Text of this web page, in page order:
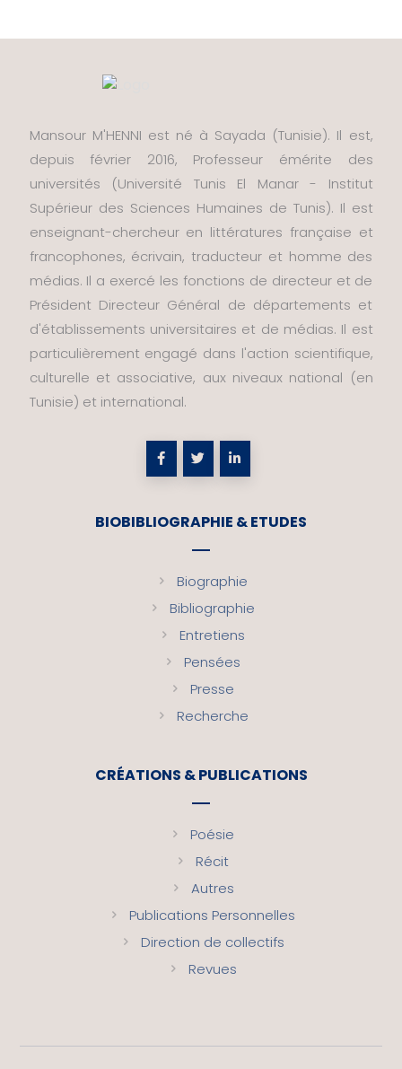
Mansour M'HENNI est né à Sayada (Tunisie). Il est,
depuis février 2016, Professeur émérite des
universités (Université Tunis El Manar - Institut
Supérieur des Sciences Humaines de Tunis). Il est
enseignant-chercheur en littératures française et
francophones, écrivain, traducteur et homme des
médias. Il a exercé les fonctions de directeur et de
Président Directeur Général de départements et
d'établissements universitaires et de médias. Il est
particulièrement engagé dans l'action scientifique,
culturelle et associative, aux niveaux national (en
Tunisie) et international.
BIOBIBLIOGRAPHIE & ETUDES
Biographie
Bibliographie
Entretiens
Pensées
Presse
Recherche
CRÉATIONS & PUBLICATIONS
Poésie
Récit
Autres
Publications Personnelles
Direction de collectifs
Revues